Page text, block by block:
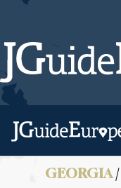
GEORGIA/